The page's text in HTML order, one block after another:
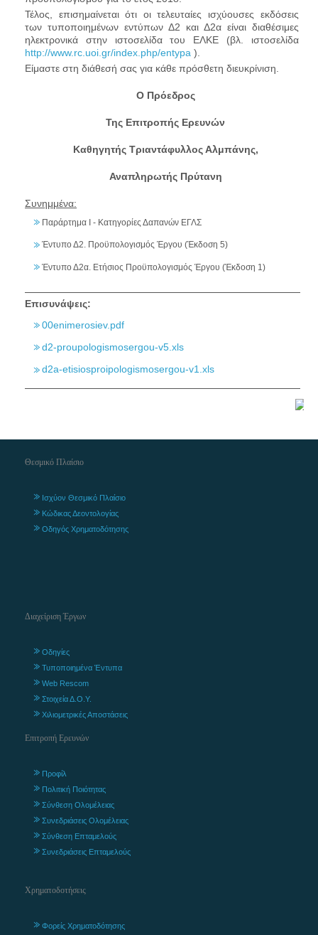
Τέλος, επισημαίνεται ότι οι τελευταίες ισχύουσες εκδόσεις
των τυποποιημένων εντύπων Δ2 και Δ2α είναι διαθέσιμες
ηλεκτρονικά στην ιστοσελίδα του ΕΛΚΕ (βλ. ιστοσελίδα
http://www.rc.uoi.gr/index.php/entypa ).
Είμαστε στη διάθεσή σας για κάθε πρόσθετη διευκρίνιση.
O Πρόεδρος
Της Επιτροπής Ερευνών
Καθηγητής Τριαντάφυλλος Αλμπάνης,
Αναπληρωτής Πρύτανη
Συνημμένα:
Παράρτημα Ι - Κατηγορίες Δαπανών ΕΓΛΣ
Έντυπο Δ2. Προϋπολογισμός Έργου (Έκδοση 5)
Έντυπο Δ2α. Ετήσιος Προϋπολογισμός Έργου (Έκδοση 1)
Επισυνάψεις:
00enimerosiev.pdf
d2-proupologismosergou-v5.xls
d2a-etisiosproipologismosergou-v1.xls
Θεσμικό Πλαίσιο
Ισχύον Θεσμικό Πλαίσιο
Κώδικας Δεοντολογίας
Οδηγός Χρηματοδότησης
Διαχείριση Έργων
Οδηγίες
Τυποποιημένα Έντυπα
Web Rescom
Στοιχεία Δ.Ο.Υ.
Χιλιομετρικές Αποστάσεις
Επιτροπή Ερευνών
Προφίλ
Πολιτική Ποιότητας
Σύνθεση Ολομέλειας
Συνεδριάσεις Ολομέλειας
Σύνθεση Επταμελούς
Συνεδριάσεις Επταμελούς
Χρηματοδοτήσεις
Φορείς Χρηματοδότησης